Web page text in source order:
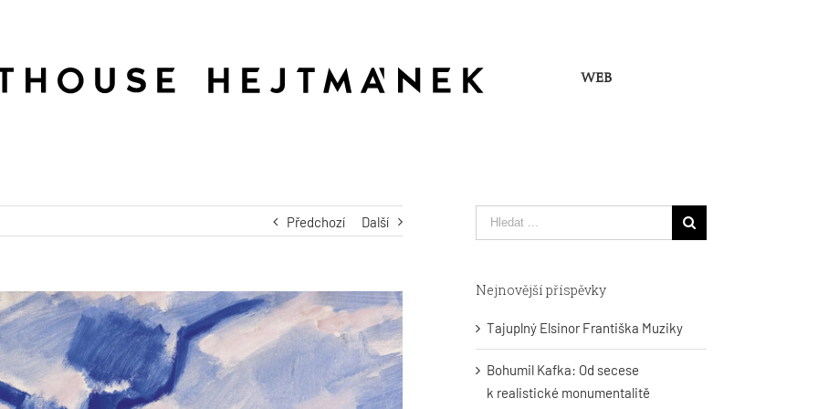
WEB
Předchozí Další
Hledat
...
Nejnovější příspěvky
Tajuplný Elsinor Františka Muziky
Bohumil Kafka: Od secese
k realistické monumentalitě